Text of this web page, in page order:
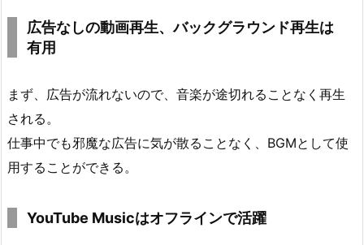
広告なしの動画再生、バックグラウンド再生は
有用
まず、広告が流れないので、音楽が途切れることなく再生
される。
仕事中でも邪魔な広告に気が散ることなく、BGMとして使
用することができる。
YouTube Musicはオフラインで活躍